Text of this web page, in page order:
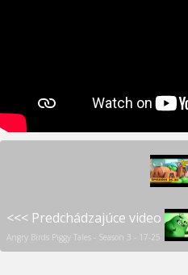
<<< Predchádzajúce video
Angry Birds Piggy Tales - Season 3 - 17-25